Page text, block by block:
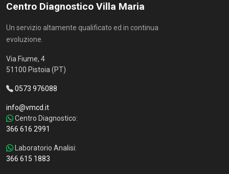
Centro Diagnostico Villa Maria
Un servizio altamente qualificato ed in continua
evoluzione.
Via Fiume, 4
51100 Pistoia (PT)
0573 976088
info@vmcd.it
Centro Diagnostico:
366 616 2991
Laboratorio Analisi:
366 615 1883